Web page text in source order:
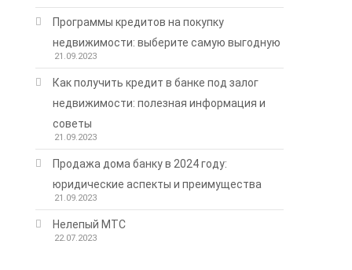
Программы кредитов на покупку
недвижимости: выберите самую выгодную
21.09.2023
Как получить кредит в банке под залог
недвижимости: полезная информация и
советы
21.09.2023
Продажа дома банку в 2024 году:
юридические аспекты и преимущества
21.09.2023
Нелепый МТС
22.07.2023